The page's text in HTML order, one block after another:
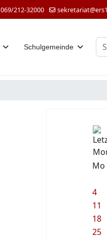
069/212-32000
Schulgemeinde
Mo
4
11
18
25